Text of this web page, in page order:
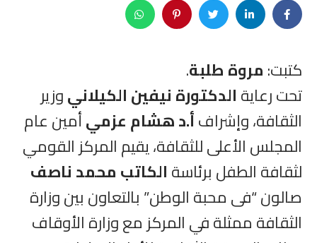
كتبت:مروة طلبة.
تحت رعايةالدكتورة نيفين الكيلانيوزير
الثقافة، وإشرافأ.د هشام عزميأمين عام
المجلس الأعلى للثقافة، يقيم المركز القومي
لثقافة الطفل برئاسةالكاتب محمد ناصف
صالون “فى محبة الوطن” بالتعاون بين وزارة
الثقافة ممثلة في المركز مع وزارة الأوقاف